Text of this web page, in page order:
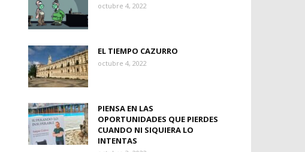
octubre 4, 2022
EL TIEMPO CAZURRO
octubre 4, 2022
PIENSA EN LAS
OPORTUNIDADES QUE PIERDES
CUANDO NI SIQUIERA LO
INTENTAS